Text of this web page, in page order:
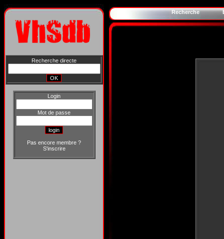
Recherche directe
Login
Mot de passe
Pas encore membre ?
S'inscrire
Recherche